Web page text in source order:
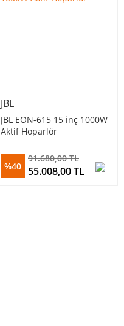
JBL
JBL EON-615 15 inç 1000W
Aktif Hoparlör
%40
91.680,00 TL
55.008,00 TL